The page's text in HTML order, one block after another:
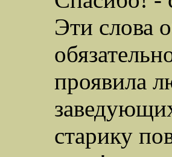
Эти слова
проявила
старику